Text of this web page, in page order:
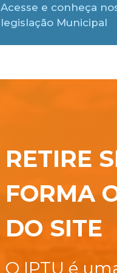
Acesse e conheça
legislação Municipal
RETIRE
FORMA
DO SITE
O IPTU é